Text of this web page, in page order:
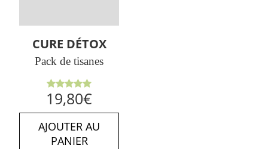
CURE DÉTOX
Pack de tisanes
Note5.00
sur 5
19,80€
AJOUTER AU
PANIER